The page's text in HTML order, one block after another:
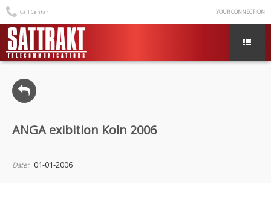
Call Centar YOUR CONNECTION
ANGA exibition Koln 2006
Date: 01-01-2006